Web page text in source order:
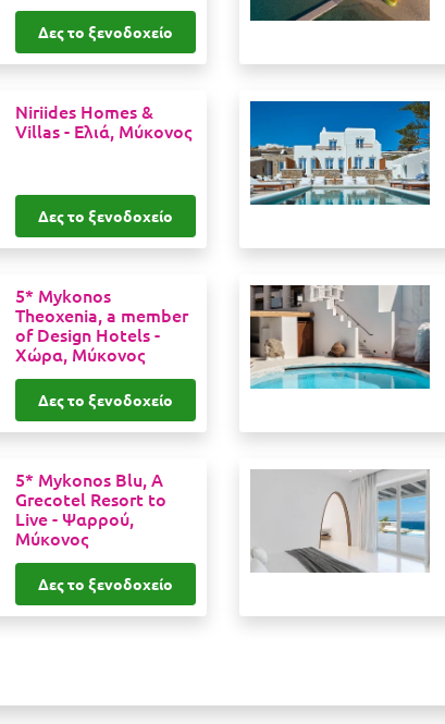
Δες το ξενοδοχείο
Niriides Homes &
Villas - Ελιά, Μύκονος
Δες το ξενοδοχείο
5* Mykonos
Theoxenia, a member
of Design Hotels -
Χώρα, Μύκονος
Δες το ξενοδοχείο
5* Mykonos Blu, A
Grecotel Resort to
Live - Ψαρρού,
Μύκονος
Δες το ξενοδοχείο